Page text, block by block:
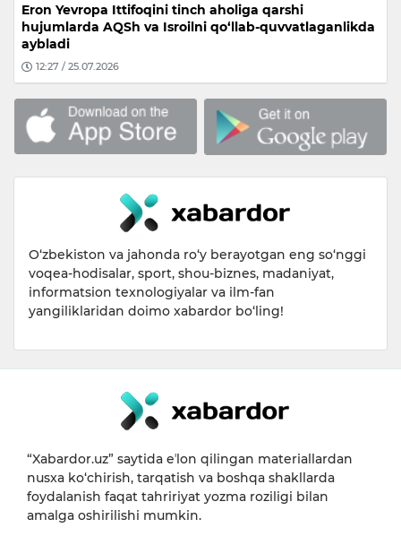
Eron Yevropa Ittifoqini tinch aholiga qarshi
hujumlarda AQSh va Isroilni qo‘llab-quvvatlaganlikda
aybladi
12:27 / 25.07.2026
O‘zbekiston va jahonda ro‘y berayotgan eng so‘nggi
voqea-hodisalar, sport, shou-biznes, madaniyat,
informatsion texnologiyalar va ilm-fan
yangiliklaridan doimo xabardor bo‘ling!
“Xabardor.uz” saytida eʼlon qilingan materiallardan
nusxa ko‘chirish, tarqatish va boshqa shakllarda
foydalanish faqat tahririyat yozma roziligi bilan
amalga oshirilishi mumkin.